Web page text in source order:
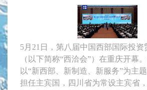
5月21日，第八届中国西部国际投资
（以下简称“西洽会”）在重庆开幕
以“新西部、新制造、新服务”为主
担任主宾国，四川省为常设主宾省